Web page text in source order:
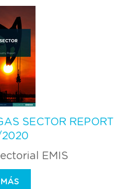
SECTOR REPORT
2020
EMIS